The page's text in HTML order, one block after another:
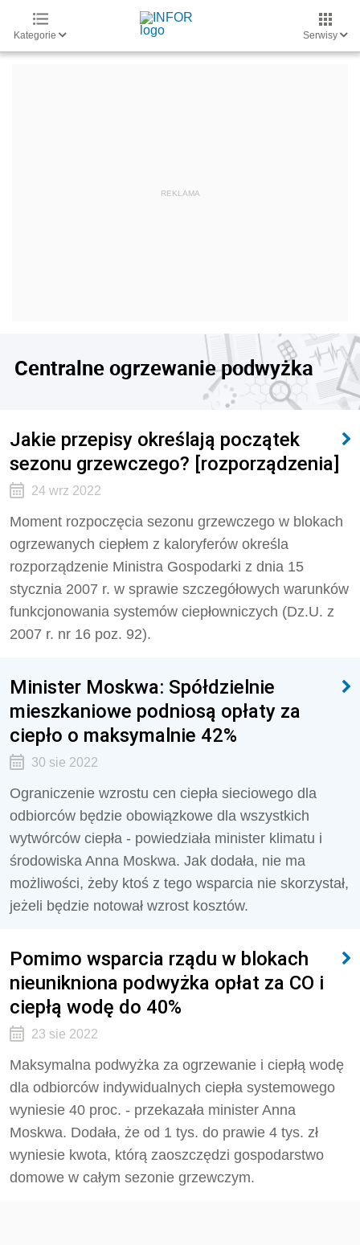
Kategorie Serwisy
Centralne ogrzewanie podwyżka
Jakie przepisy określają początek
sezonu grzewczego? [rozporządzenia]
24 wrz 2022
Moment rozpoczęcia sezonu grzewczego w blokach
ogrzewanych ciepłem z kaloryferów określa
rozporządzenie Ministra Gospodarki z dnia 15
stycznia 2007 r. w sprawie szczegółowych warunków
funkcjonowania systemów ciepłowniczych (Dz.U. z
2007 r. nr 16 poz. 92).
Minister Moskwa: Spółdzielnie
mieszkaniowe podniosą opłaty za
ciepło o maksymalnie 42%
30 sie 2022
Ograniczenie wzrostu cen ciepła sieciowego dla
odbiorców będzie obowiązkowe dla wszystkich
wytwórców ciepła - powiedziała minister klimatu i
środowiska Anna Moskwa. Jak dodała, nie ma
możliwości, żeby ktoś z tego wsparcia nie skorzystał,
jeżeli będzie notował wzrost kosztów.
Pomimo wsparcia rządu w blokach
nieunikniona podwyżka opłat za CO i
ciepłą wodę do 40%
23 sie 2022
Maksymalna podwyżka za ogrzewanie i ciepłą wodę
dla odbiorców indywidualnych ciepła systemowego
wyniesie 40 proc. - przekazała minister Anna
Moskwa. Dodała, że od 1 tys. do prawie 4 tys. zł
wyniesie kwota, którą zaoszczędzi gospodarstwo
domowe w całym sezonie grzewczym.